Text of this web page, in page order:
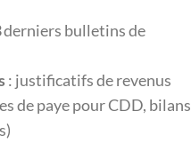
derniers bulletins de
: justificatifs de revenus
de paye pour CDD, bilans